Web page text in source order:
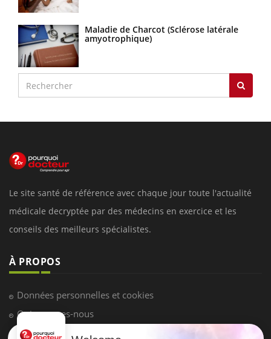
Maladie de Charcot (Sclérose latérale
amyotrophique)
Le site santé de référence avec chaque jour toute l'actualité
médicale decryptée par des médecins en exercice et les
conseils des meilleurs spécialistes.
À PROPOS
Données personnelles et cookies
Qui sommes-nous
Conditions d'utilisation